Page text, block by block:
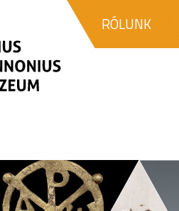
RÓLUNK